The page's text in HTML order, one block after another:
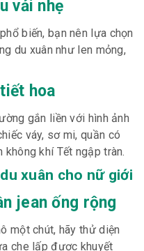
vải nhẹ
biến, bạn nên lựa chọn
du xuân như len mỏng,
hoa
gắn liền với hình ảnh
váy, sơ mi, quần có
khí Tết ngập tràn.
xuân cho nữ giới
jean ống rộng
một chút, hãy thử diện
che lấp được khuyết